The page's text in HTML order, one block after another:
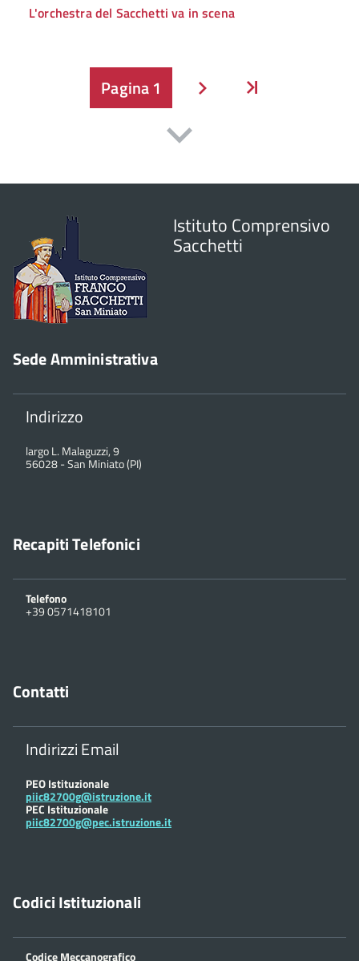
L'orchestra del Sacchetti va in scena
Pagina1
Istituto Comprensivo
Sacchetti
Sede Amministrativa
Indirizzo
largo L. Malaguzzi, 9
56028-San Miniato (PI)
Recapiti Telefonici
Telefono
+39 0571418101
Contatti
Indirizzi Email
PEO Istituzionale
piic82700g@istruzione.it
PEC Istituzionale
piic82700g@pec.istruzione.it
Codici Istituzionali
Codice Meccanografico